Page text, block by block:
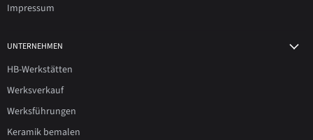
Impressum
UNTERNEHMEN
HB-Werkstätten
Werksverkauf
Werksführungen
Keramik bemalen